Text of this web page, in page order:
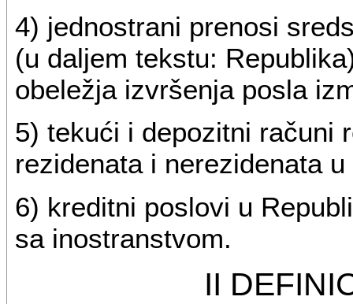
4) jednostrani prenosi
(u daljem tekstu:
obeležja izvršenja posla
5) tekući i depozitni računi
rezidenata i nerezidenata
6) kreditni poslovi u
sa inostranstvom.
II